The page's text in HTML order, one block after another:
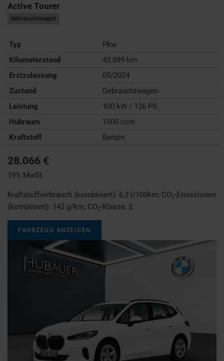
Active Tourer
Gebrauchtwagen
Typ
Pkw
Kilometerstand
43.099 km
Erstzulassung
05/2024
Zustand
Gebrauchtwagen
Leistung
100 kW / 136 PS
Hubraum
1500 ccm
Kraftstoff
Benzin
28.066 €
19% MwSt.
Kraftstoffverbrauch (kombiniert): 6,3 l/100km; CO2-Emissionen
(kombiniert): 142 g/km; CO2-Klasse: E
FAHRZEUG ANZEIGEN